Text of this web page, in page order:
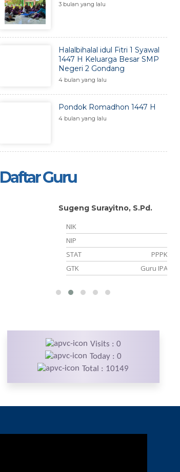
3 bulan yang lalu
Halalbihalal idul Fitri 1 Syawal
1447 H Keluarga Besar SMP
Negeri 2 Gondang
4 bulan yang lalu
Pondok Romadhon 1447 H
4 bulan yang lalu
Daftar Guru
Sugeng Surayitno, S.Pd.
NIK
NIP
STAT
PPPK
GTK
Guru IPA
Visits : 0
Today : 0
Total : 10149